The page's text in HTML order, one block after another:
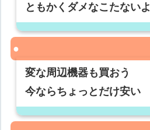
ともかくダメなこたないよ
変な周辺機器も買おう
今ならちょっとだけ安い